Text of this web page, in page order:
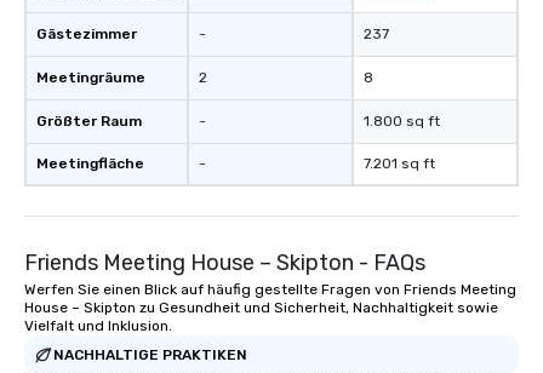
Gästezimmer
Meetingräume
Größter Raum
Meetingfläche
-
2
-
-
237
8
1.800 sq ft
7.201 sq ft
Friends Meeting House – Skipton - FAQs
Werfen Sie einen Blick auf häufig gestellte Fragen von Friends Meeting
House – Skipton zu Gesundheit und Sicherheit, Nachhaltigkeit sowie
Vielfalt und Inklusion.
NACHHALTIGE PRAKTIKEN